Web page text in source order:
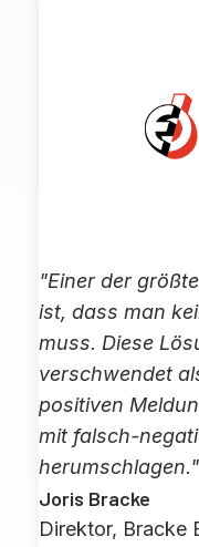
"Einer der
ist, dass man
muss. Diese
verschwendet
positiven
mit falsch-
herumschlagen."
Joris Bracke
Direktor, Bracke